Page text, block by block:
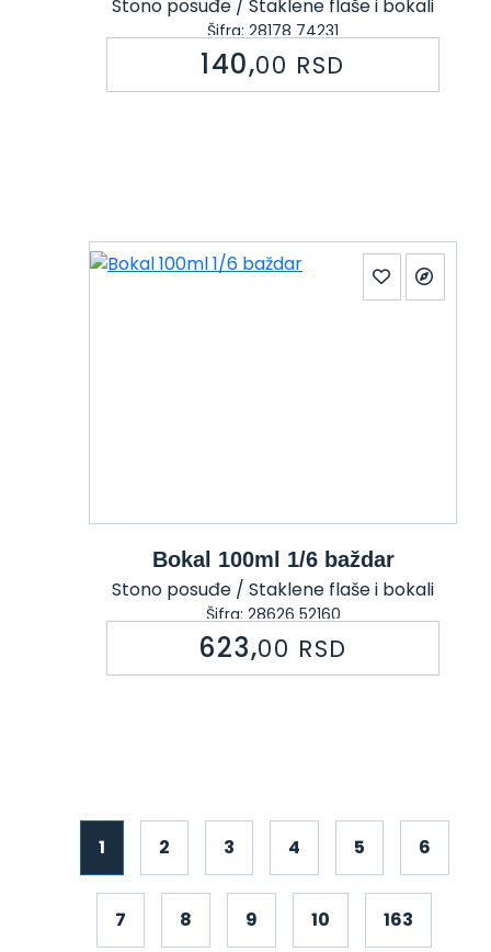
Stono posuđe / Staklene flaše i bokali
Šifra: 28178 74231
140,00 RSD
Bokal 100ml 1/6 baždar
Stono posuđe / Staklene flaše i bokali
Šifra: 28626 52160
623,00 RSD
1 2 3 4 5 6
7 8 9 10 163